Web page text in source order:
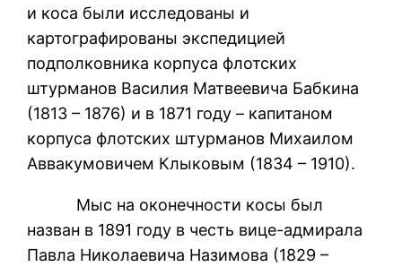
и коса были исследованы и
картографированы экспедицией
подполковника корпуса флотских
штурманов Василия Матвеевича Бабкина
(1813 – 1876) и в 1871 году – капитаном
корпуса флотских штурманов Михаилом
Аввакумовичем Клыковым (1834 – 1910).
Мыс на оконечности косы был
назван в 1891 году в честь вице-адмирала
Павла Николаевича Назимова (1829 –